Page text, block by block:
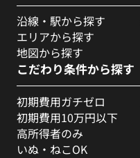
沿線・駅から探す
エリアから探す
地図から探す
こだわり条件から探す
初期費用ガチゼロ
初期費用10万円以下
高所得者のみ
いぬ・ねこOK